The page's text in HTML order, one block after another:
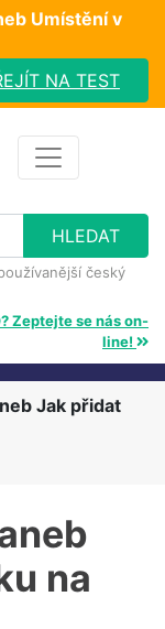
Umístění v
NA TEST
český
Zeptejte se nás on-
line!
Jak přidat
na